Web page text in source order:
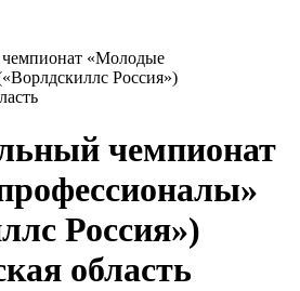
«Молодые
Россия»)
чемпионат
Россия»)
область